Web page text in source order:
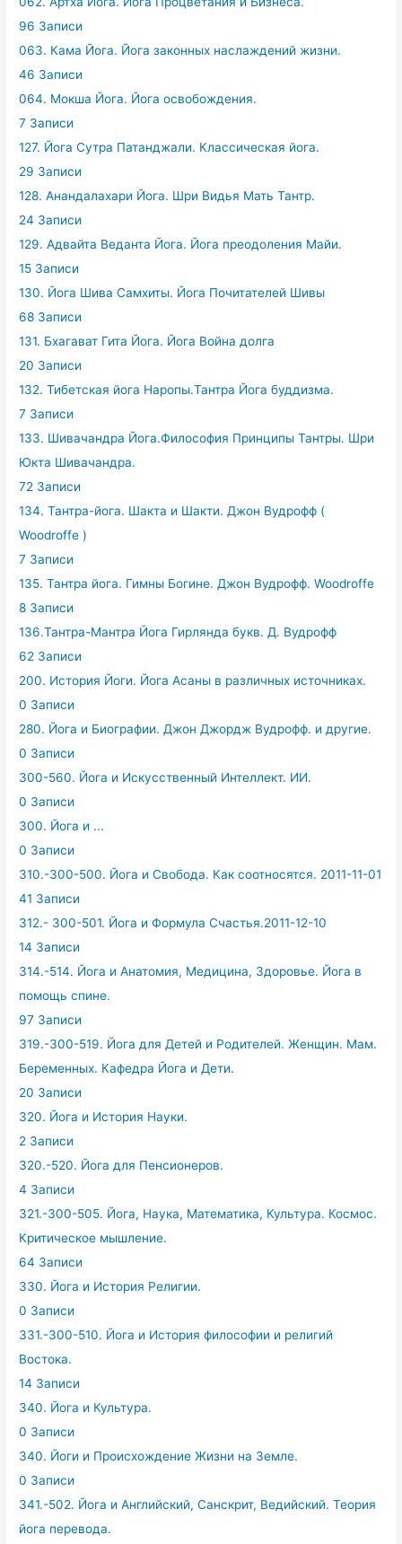
96 Записи
063. Кама Йога. Йога законных наслаждений жизни.
46 Записи
064. Мокша Йога. Йога освобождения.
7 Записи
127. Йога Сутра Патанджали. Классическая йога.
29 Записи
128. Анандалахари Йога. Шри Видья Мать Тантр.
24 Записи
129. Адвайта Веданта Йога. Йога преодоления Майи.
15 Записи
130. Йога Шива Самхиты. Йога Почитателей Шивы
68 Записи
131. Бхагават Гита Йога. Йога Война долга
20 Записи
132. Тибетская йога Наропы.Тантра Йога буддизма.
7 Записи
133. Шивачандра Йога.Философия Принципы Тантры. Шри
Юкта Шивачандра.
72 Записи
134. Тантра-йога. Шакта и Шакти. Джон Вудрофф (
Woodroffe )
7 Записи
135. Тантра йога. Гимны Богине. Джон Вудрофф. Woodroffe
8 Записи
136.Тантра-Мантра Йога Гирлянда букв. Д. Вудрофф
62 Записи
200. История Йоги. Йога Асаны в различных источниках.
0 Записи
280. Йога и Биографии. Джон Джордж Вудрофф. и другие.
0 Записи
300-560. Йога и Искусственный Интеллект. ИИ.
0 Записи
300. Йога и ...
0 Записи
310.-300-500. Йога и Свобода. Как соотносятся. 2011-11-01
41 Записи
312.- 300-501. Йога и Формула Счастья.2011-12-10
14 Записи
314.-514. Йога и Анатомия, Медицина, Здоровье. Йога в
помощь спине.
97 Записи
319.-300-519. Йога для Детей и Родителей. Женщин. Мам.
Беременных. Кафедра Йога и Дети.
20 Записи
320. Йога и История Науки.
2 Записи
320.-520. Йога для Пенсионеров.
4 Записи
321.-300-505. Йога, Наука, Математика, Культура. Космос.
Критическое мышление.
64 Записи
330. Йога и История Религии.
0 Записи
331.-300-510. Йога и История философии и религий
Востока.
14 Записи
340. Йога и Культура.
0 Записи
340. Йоги и Происхождение Жизни на Земле.
0 Записи
341.-502. Йога и Английский, Санскрит, Ведийский. Теория
йога перевода.